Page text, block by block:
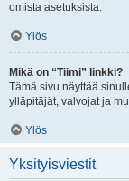
omista asetuksista.
Ylös
Mikä on “Tiimi” linkki?
Tämä sivu näyttää
ylläpitäjät, valvojat ja
Ylös
Yksityisviestit